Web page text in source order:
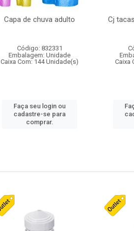
Capa de chuva adulto
Código: 832331
Embalagem: Unidade
Caixa Com: 144 Unidade(s)
Faça seu login ou
cadastre-se para
comprar.
Cj
Caixa